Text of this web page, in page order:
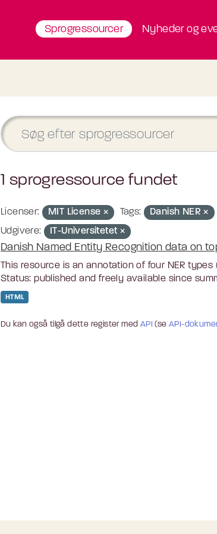
Sprogressourcer Nyheder og
1 sprogressource fundet
Licenser: MIT License Tags: Danish NER
Udgivere:
IT-Universitetet
Danish Named Entity Recognition data on
This resource is an annotation of four NER types
Status: published and freely available since
HTML
Du kan også tilgå dette register med API (seAPI-